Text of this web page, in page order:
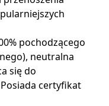
pochodzącego
neutralna
się do
certyfikat